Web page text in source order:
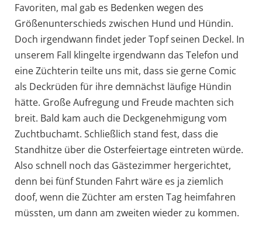
Favoriten, mal gab es Bedenken wegen des
Größenunterschieds zwischen Hund und Hündin.
Doch irgendwann findet jeder Topf seinen Deckel. In
unserem Fall klingelte irgendwann das Telefon und
eine Züchterin teilte uns mit, dass sie gerne Comic
als Deckrüden für ihre demnächst läufige Hündin
hätte. Große Aufregung und Freude machten sich
breit. Bald kam auch die Deckgenehmigung vom
Zuchtbuchamt. Schließlich stand fest, dass die
Standhitze über die Osterfeiertage eintreten würde.
Also schnell noch das Gästezimmer hergerichtet,
denn bei fünf Stunden Fahrt wäre es ja ziemlich
doof, wenn die Züchter am ersten Tag heimfahren
müssten, um dann am zweiten wieder zu kommen.